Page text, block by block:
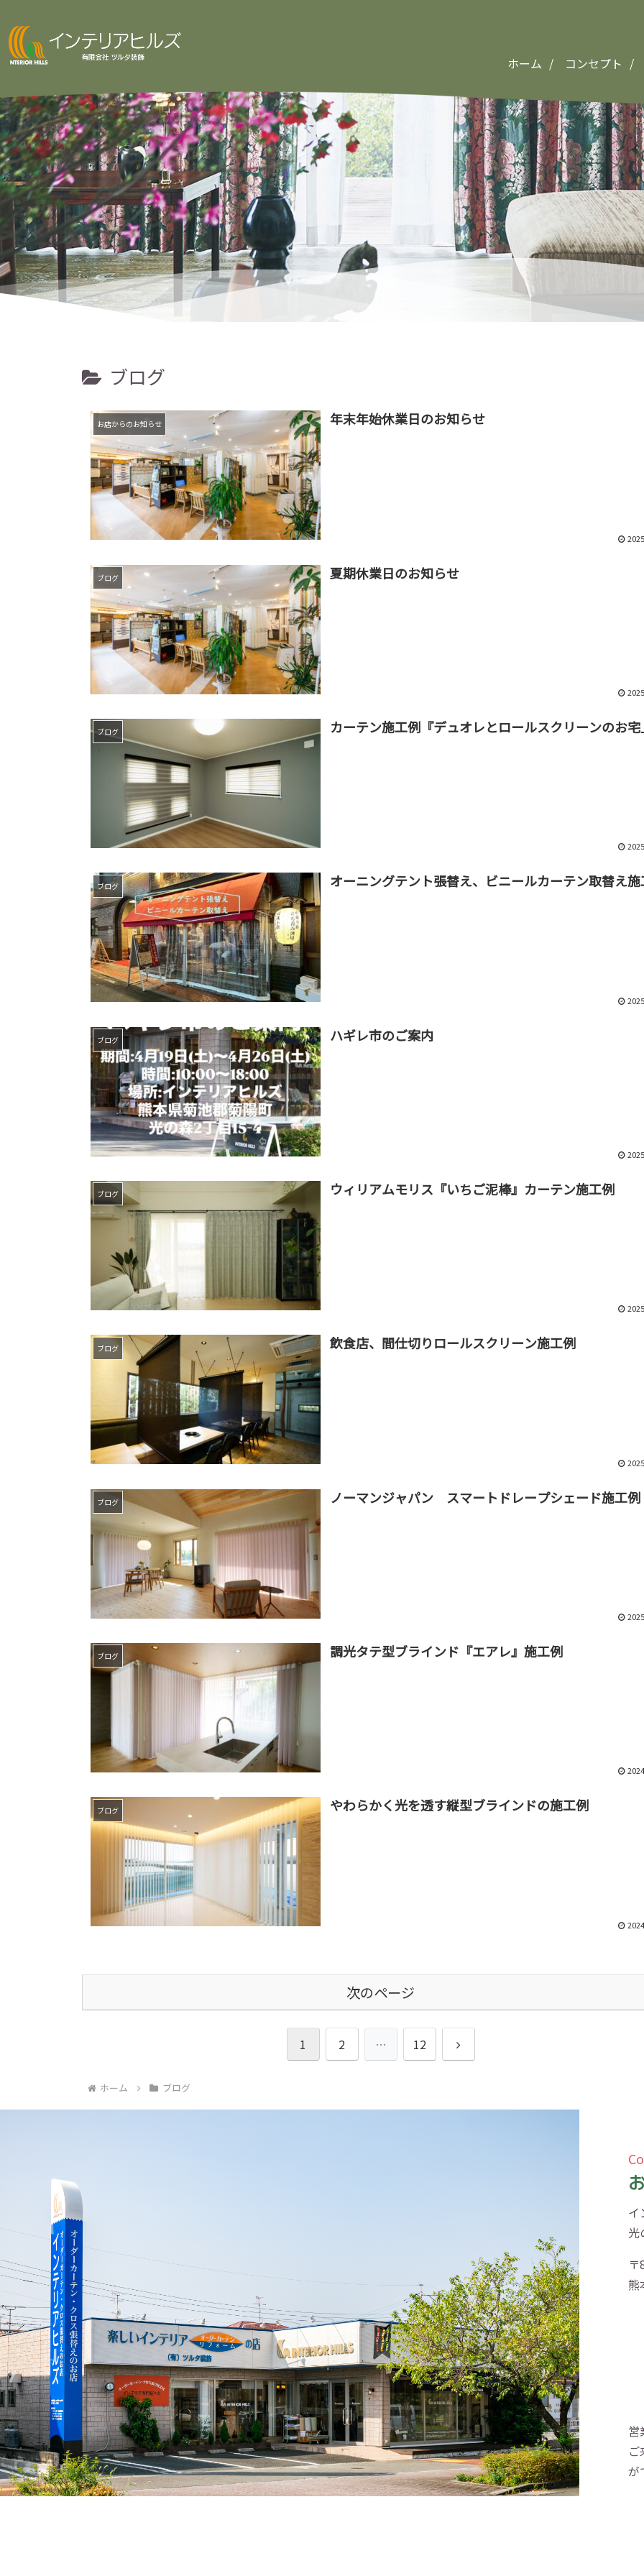
ホーム コンセプト
ブログ
お店からのお知らせ 年末年始休業日のお知らせ
ブログ 夏期休業日のお知らせ
ブログ カーテン施工例『デュオレとロールスクリーンのお宅
ブログ オーニングテント張替え、ビニールカーテン取替え
ブログ ハギレ市のご案内
ブログ ウィリアムモリス『いちご泥棒』カーテン施工例
ブログ 飲食店、間仕切りロールスクリーン施工例
ブログ ノーマンジャパン スマートドレープシェード施工例
ブログ 調光タテ型ブラインド『エアレ』施工例
ブログ やわらかく光を透す縦型ブラインドの施工例
次のページ
1 2 … 12
次
ホーム ブログ
イ
光
熊
営
が